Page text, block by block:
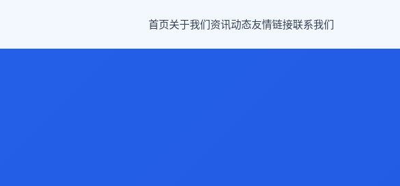
首页关于我们资讯动态友情链接联系我们